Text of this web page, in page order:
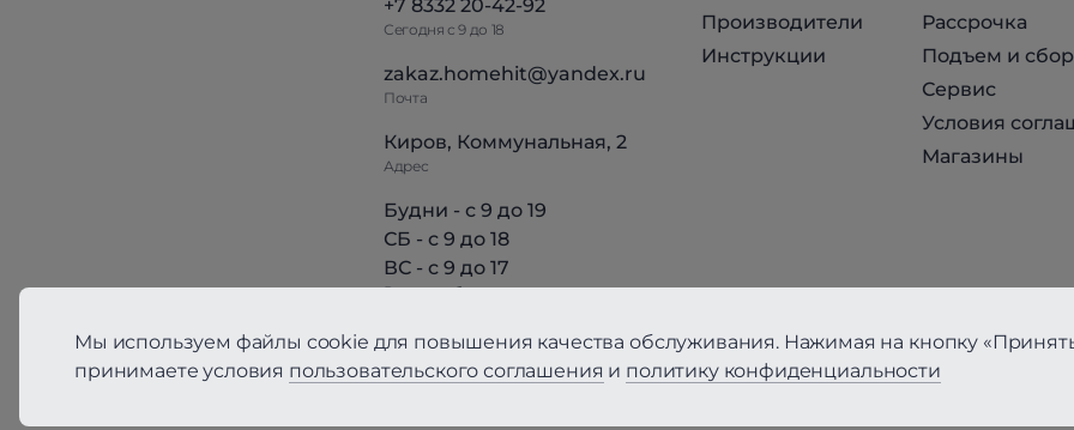
+7 8332 20-42-92
Сегодня с 9 до 18
zakaz.homehit@yandex.ru
Почта
Киров, Коммунальная, 2
Адрес
Будни - с 9 до 19
СБ - с 9 до 18
ВС - с 9 до 17
Режим работы
Производители
Инструкции
Рассрочка
Подъем и
Сервис
Условия
Магазины
Мы используем файлы cookie для повышения качества обслуживания. Нажимая на кнопку
принимаете условия пользовательского соглашения и политику конфиденциальности